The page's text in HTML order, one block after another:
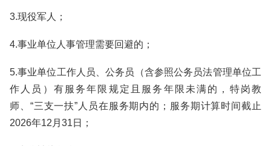
3.现役军人；
4.事业单位人事管理需要回避的；
5.事业单位工作人员、公务员（含参照公务员法管理单位工
作人员）有服务年限规定且服务年限未满的，特岗教
师、“三支一扶”人员在服务期内的；服务期计算时间截止
2026年12月31日；